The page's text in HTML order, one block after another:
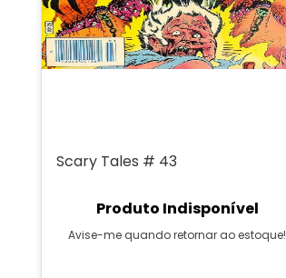
Scary Tales # 43
Produto Indisponível
Avise-me quando retornar ao estoque!